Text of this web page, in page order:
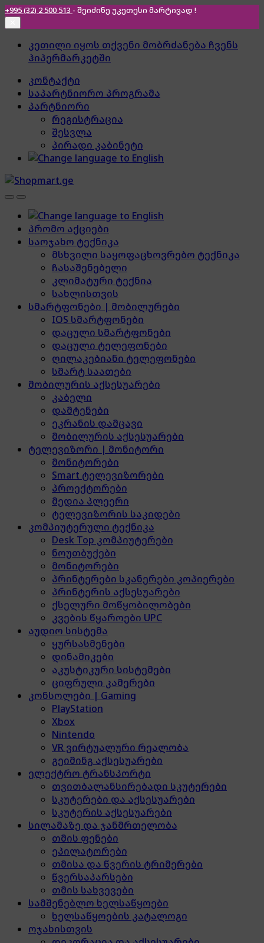
+995 (32) 2 500 513 - შეიძინე უკეთესი მარტივად !
Skip
Skip კეთილი იყოს თქვენი მობრძანება ჩვენს
ჰიპერმარკეტში
კონტაქტი
საპარტნიორო პროგრამა
პარტნიორი
რეგისტრაცია
შესვლა
პირადი კაბინეტი
პრომო აქციები
საოჯახო ტექნიკა
მსხვილი საყოფაცხოვრებო ტექნიკა
ჩასაშენებელი
კლიმატური ტექნია
სახლისთვის
სმარტფონები | მობილურები
IOS სმარტფონები
დაცული სმარტფონები
დაცული ტელეფონები
ღილაკებიანი ტელეფონები
სმარტ საათები
მობილურის აქსესუარები
კაბელი
დამტენები
ეკრანის დამცავი
მობილურის აქსესუარები
ტელევიზორი | მონიტორი
მონიტორები
Smart ტელევიზორები
პროექტორები
მედია პლეერი
ტელევიზორის საკიდები
კომპიუტერული ტექნიკა
Desk Top კომპიუტერები
ნოუთბუქები
მონიტორები
პრინტერები სკანერები კოპიერები
პრინტერის აქსესუარები
ქსელური მოწყობილობები
კვების წყაროები UPC
აუდიო სისტემა
ყურსასმენები
დინამიკები
აკუსტიკური სისტემები
ციფრული კამერები
კონსოლები | Gaming
PlayStation
Xbox
Nintendo
VR ვირტუალური რეალობა
გეიმინგ აქსესუარები
ელექტრო ტრანსპორტი
თვითბალანსირებადი სკუტერები
სკუტერები და აქსესუარები
სკუტერის აქსესუარები
სილამაზე და ჯანმრთელობა
თმის ფენები
ეპილატორები
თმისა და წვერის ტრიმერები
წვერსაპარსები
თმის სახვევები
სამშენებლო ხელსაწყოები
ხელსაწყოების კატალოგი
ოჯახისთვის